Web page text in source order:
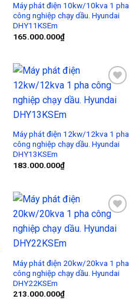
Máy phát điện 10kw/10kva 1 pha
công nghiệp chạy dầu. Hyundai
DHY11KSEm
165.000.000₫
Add to
Wishlist
Máy phát điện 12kw/12kva 1 pha
công nghiệp chạy dầu. Hyundai
DHY13KSEm
183.000.000₫
Add to
Wishlist
Máy phát điện 20kw/20kva 1 pha
công nghiệp chạy dầu. Hyundai
DHY22KSEm
213.000.000₫